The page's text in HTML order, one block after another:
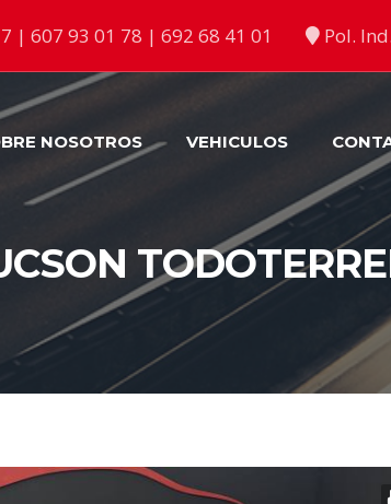
Pol.
| 607 93 01 78 | 692 68 41 01
NOSOTROS VEHICULOS